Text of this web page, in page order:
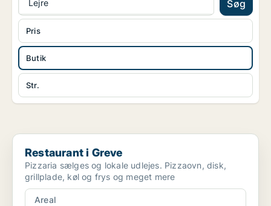
Lejre Søg
Butik
Str.
Pris
Restaurant i Greve
Restaurant i Greve
Pizzaria sælges og lokale udlejes. Pizzaovn, disk,
grillplade, køl og frys og meget mere
Areal